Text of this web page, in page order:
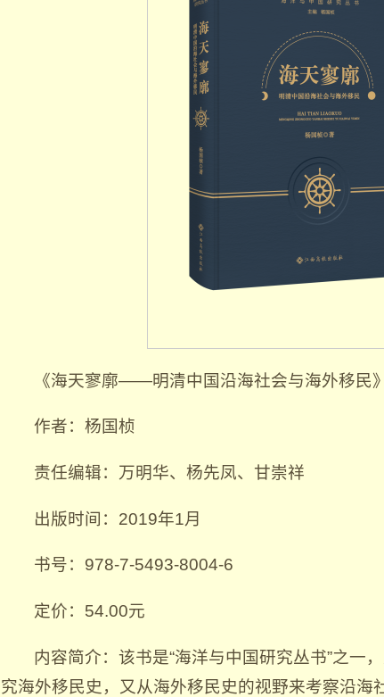
《海天寥廓——明清中国沿海社会与海外移民》
作者：杨国桢
责任编辑：万明华、杨先凤、甘崇祥
出版时间：2019年1月
书号：978-7-5493-8004-6
定价：54.00元
内容简介：该书是“海洋与中国研究丛书”之一
究海外移民史，又从海外移民史的视野来考察沿海